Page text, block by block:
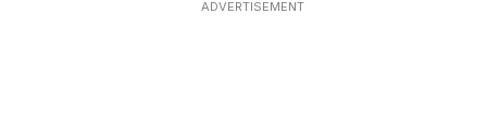
ADVERTISEMENT